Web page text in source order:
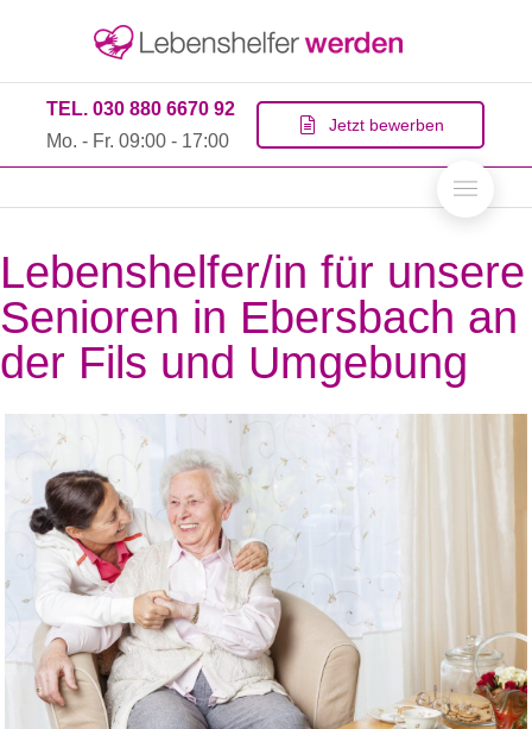
TEL. 030 880 6670 92
Mo. - Fr. 09:00 - 17:00
Jetzt bewerben
Lebenshelfer/in für unsere
Senioren in Ebersbach an
der Fils und Umgebung